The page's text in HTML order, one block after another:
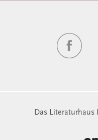
Das Literaturhaus